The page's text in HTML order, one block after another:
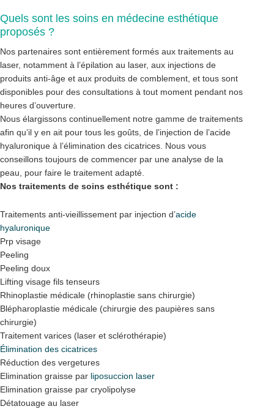
Quels sont les soins en médecine esthétique
proposés ?
Nos partenaires sont entièrement formés aux traitements au
laser, notamment à l’épilation au laser, aux injections de
produits anti-âge et aux produits de comblement, et tous sont
disponibles pour des consultations à tout moment pendant nos
heures d’ouverture.
Nous élargissons continuellement notre gamme de traitements
afin qu’il y en ait pour tous les goûts, de l’injection de l’acide
hyaluronique à l’élimination des cicatrices. Nous vous
conseillons toujours de commencer par une analyse de la
peau, pour faire le traitement adapté.
Nos traitements de soins esthétique sont :
Traitements anti-vieillissement par injection d’acide
hyaluronique
Prp visage
Peeling
Peeling doux
Lifting visage fils tenseurs
Rhinoplastie médicale (rhinoplastie sans chirurgie)
Blépharoplastie médicale (chirurgie des paupières sans
chirurgie)
Traitement varices (laser et sclérothérapie)
Élimination des cicatrices
Réduction des vergetures
Elimination graisse par liposuccion laser
Elimination graisse par cryolipolyse
Détatouage au laser